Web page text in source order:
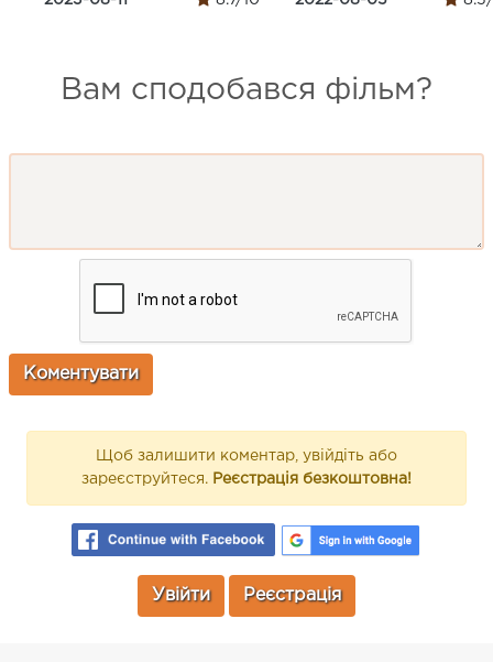
Вам сподобався фільм?
Щоб залишити коментар, увійдіть або
зареєструйтеся. Реєстрація безкоштовна!
Увійти Реєстрація